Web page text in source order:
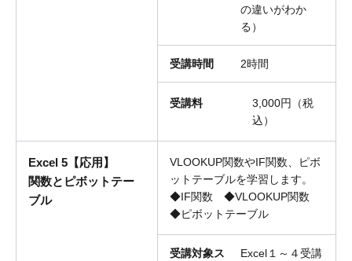
の違いがわか
る）
受講時間 2時間
受講料
3,000円（税
込）
Excel 5【応用】
関数とピボットテー
ブル
VLOOKUP関数やIF関数、ピボ
ットテーブルを学習します。
◆IF関数 ◆VLOOKUP関数
◆ピボットテーブル
受講対象ス
Excel１～４受講